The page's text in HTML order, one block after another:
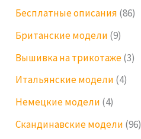
Бесплатные описания (86)
Британские модели (9)
Вышивка на трикотаже(3)
Итальянские модели (4)
Немецкие модели (4)
Скандинавские модели (96)